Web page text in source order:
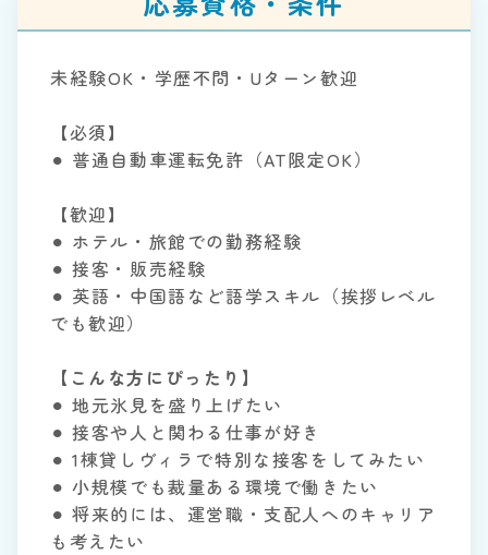
未経験OK・学歴不問・Uターン歓迎
【必須】
⚫︎ 普通自動車運転免許（AT限定OK）
【歓迎】
⚫︎ ホテル・旅館での勤務経験
⚫︎ 接客・販売経験
⚫︎ 英語・中国語など語学スキル（挨拶レベル
でも歓迎）
【こんな方にぴったり】
⚫︎ 地元氷見を盛り上げたい
⚫︎ 接客や人と関わる仕事が好き
⚫︎ 1棟貸しヴィラで特別な接客をしてみたい
⚫︎ 小規模でも裁量ある環境で働きたい
⚫︎ 将来的には、運営職・支配人へのキャリア
も考えたい